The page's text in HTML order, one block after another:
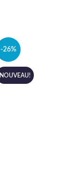
-26%
NOUVEAU!